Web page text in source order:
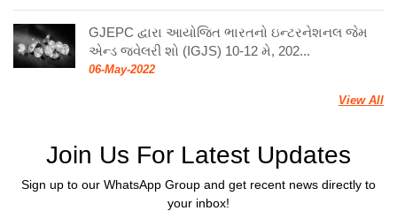
GJEPC દ્વારા આયોજિત ભારતનો ઇન્ટરનેશનલ જેમ
એન્ડ જ્વેલરી શો (IGJS) 10-12 મે, 202...
06-May-2022
View All
Join Us For Latest Updates
Sign up to our WhatsApp Group and get recent news directly to
your inbox!